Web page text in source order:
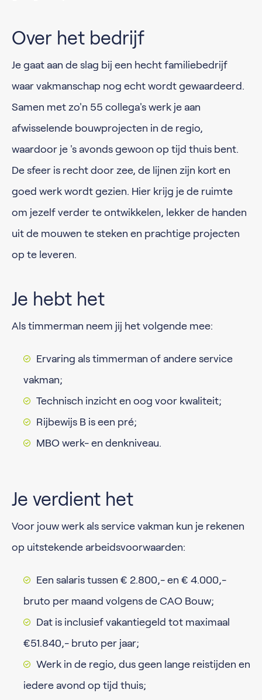
Over het bedrijf
Je gaat aan de slag bij een hecht familiebedrijf
waar vakmanschap nog echt wordt gewaardeerd.
Samen met zo'n 55 collega's werk je aan
afwisselende bouwprojecten in de regio,
waardoor je 's avonds gewoon op tijd thuis bent.
De sfeer is recht door zee, de lijnen zijn kort en
goed werk wordt gezien. Hier krijg je de ruimte
om jezelf verder te ontwikkelen, lekker de handen
uit de mouwen te steken en prachtige projecten
op te leveren.
Je hebt het
Als timmerman neem jij het volgende mee:
Ervaring als timmerman of andere service
vakman;
Technisch inzicht en oog voor kwaliteit;
Rijbewijs B is een pré;
MBO werk- en denkniveau.
Je verdient het
Voor jouw werk als service vakman kun je rekenen
op uitstekende arbeidsvoorwaarden:
Een salaris tussen € 2.800,- en € 4.000,-
bruto per maand volgens de CAO Bouw;
Dat is inclusief vakantiegeld tot maximaal
€51.840,- bruto per jaar;
Werk in de regio, dus geen lange reistijden en
iedere avond op tijd thuis;